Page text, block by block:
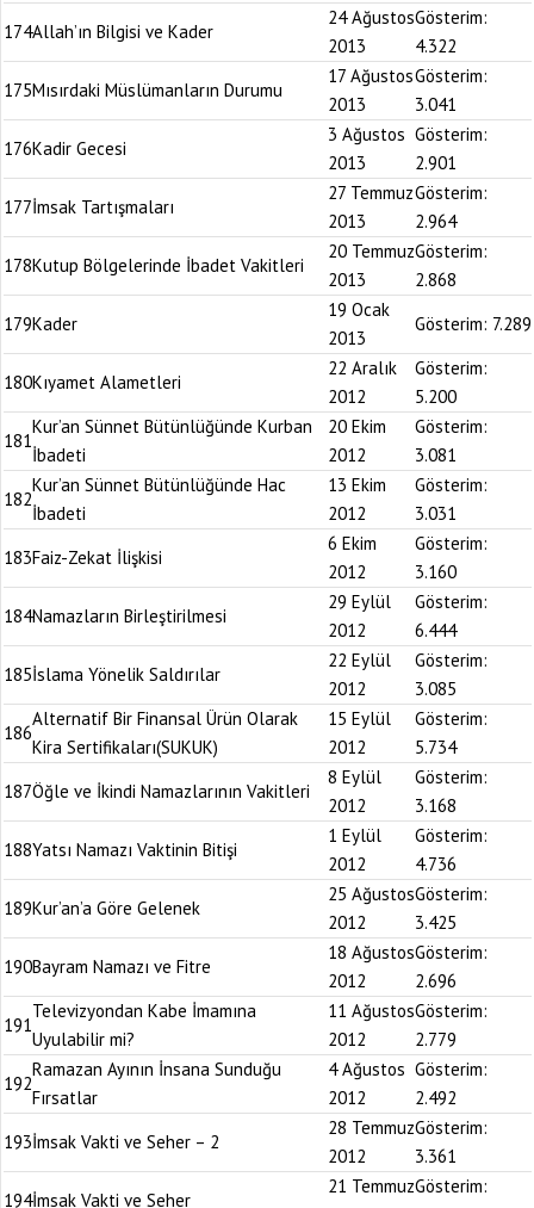
174Allah’ın Bilgisi ve Kader
24 Ağustos
2013
Gösterim:
4.322
175Mısırdaki Müslümanların Durumu
17 Ağustos
2013
Gösterim:
3.041
176Kadir Gecesi
3 Ağustos
2013
Gösterim:
2.901
177İmsak Tartışmaları
27 Temmuz
2013
Gösterim:
2.964
178Kutup Bölgelerinde İbadet Vakitleri
20 Temmuz
2013
Gösterim:
2.868
179Kader
19 Ocak
2013
Gösterim: 7.289
180Kıyamet Alametleri
22 Aralık
2012
Gösterim:
5.200
181
Kur’an Sünnet Bütünlüğünde Kurban
İbadeti
20 Ekim
2012
Gösterim:
3.081
182
Kur’an Sünnet Bütünlüğünde Hac
İbadeti
13 Ekim
2012
Gösterim:
3.031
183Faiz-Zekat İlişkisi
6 Ekim
2012
Gösterim:
3.160
184Namazların Birleştirilmesi
29 Eylül
2012
Gösterim:
6.444
185İslama Yönelik Saldırılar
22 Eylül
2012
Gösterim:
3.085
186
Alternatif Bir Finansal Ürün Olarak
Kira Sertifikaları(SUKUK)
15 Eylül
2012
Gösterim:
5.734
187Öğle ve İkindi Namazlarının Vakitleri
8 Eylül
2012
Gösterim:
3.168
188Yatsı Namazı Vaktinin Bitişi
1 Eylül
2012
Gösterim:
4.736
189Kur’an’a Göre Gelenek
25 Ağustos
2012
Gösterim:
3.425
190Bayram Namazı ve Fitre
18 Ağustos
2012
Gösterim:
2.696
191
Televizyondan Kabe İmamına
Uyulabilir mi?
11 Ağustos
2012
Gösterim:
2.779
192
Ramazan Ayının İnsana Sunduğu
Fırsatlar
4 Ağustos
2012
Gösterim:
2.492
193İmsak Vakti ve Seher – 2
28 Temmuz
2012
Gösterim:
3.361
194İmsak Vakti ve Seher
21 TemmuzGösterim: